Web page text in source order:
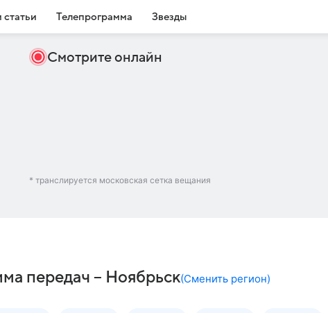
статьи Телепрограмма Звезды
Смотрите онлайн
* транслируется московская сетка вещания
передач – Ноябрьск(Сменить регион)